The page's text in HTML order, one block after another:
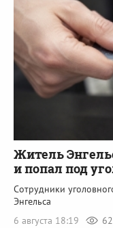
Житель
и попал под
Сотрудники
Энгельса
6 августа 18:19